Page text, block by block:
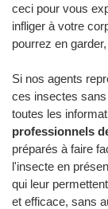
ceci pour vous
infliger à votre
pourrez en
Si nos agents
ces insectes
toutes les
professionnels
préparés à faire
l'insecte en
qui leur
et efficace, sans